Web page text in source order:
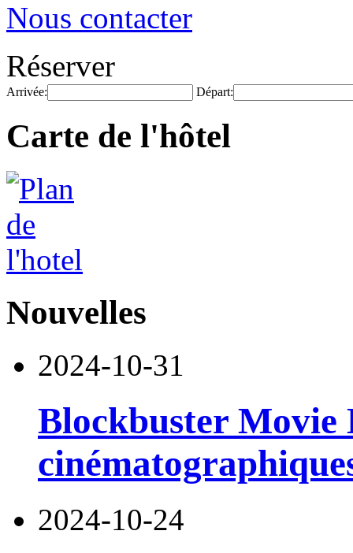
Nous contacter
Réserver
Arrivée: Départ:
Carte de l'hôtel
Nouvelles
2024-10-31
Blockbuster Movie
2024-10-24